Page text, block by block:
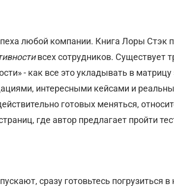
любой компании. Книга Лоры Стэк
всех сотрудников. Существует
- как все это укладывать в
интересными кейсами и
готовых меняться,
где автор предлагает пройти
сразу готовьтесь погрузиться в